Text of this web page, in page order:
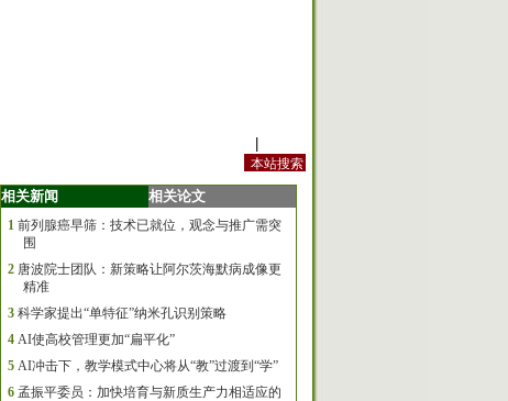
相关新闻 相关论文
1 前列腺癌早筛：技术已就位，观念与推广需突
围
2 唐波院士团队：新策略让阿尔茨海默病成像更
精准
3 科学家提出“单特征”纳米孔识别策略
4 AI使高校管理更加“扁平化”
5 AI冲击下，教学模式中心将从“教”过渡到“学”
6 孟振平委员：加快培育与新质生产力相适应的